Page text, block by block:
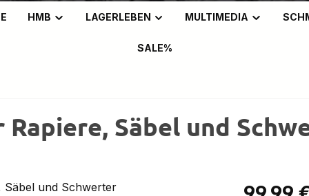
HMB LAGERLEBEN MULTIMEDIA
SALE%
Säbel und
Regulärer